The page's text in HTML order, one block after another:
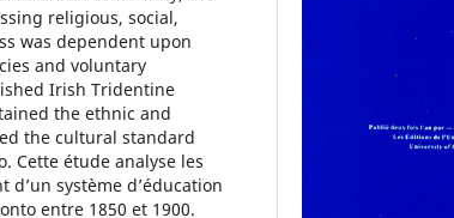
religious, social,
was dependent upon
and voluntary
Irish Tridentine
the ethnic and
the cultural standard
Cette étude analyse les
système d’éducation
entre 1850 et 1900.